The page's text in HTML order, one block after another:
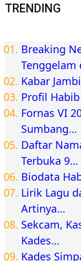
TRENDING
Breaking
Tenggelam
Kabar
Profil
Fornas VI
Sumbang…
Daftar
Terbuka 9…
Biodata
Lirik Lagu
Artinya…
Sekcam,
Kades…
Kades